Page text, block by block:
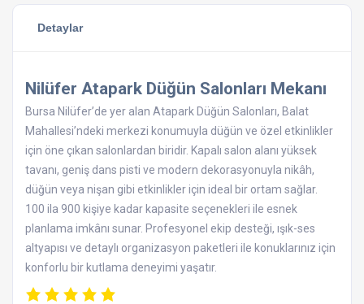
Detaylar
Nilüfer Atapark Düğün Salonları Mekanı
Bursa Nilüfer’de yer alan Atapark Düğün Salonları, Balat
Mahallesi’ndeki merkezi konumuyla düğün ve özel etkinlikler
için öne çıkan salonlardan biridir. Kapalı salon alanı yüksek
tavanı, geniş dans pisti ve modern dekorasyonuyla nikâh,
düğün veya nişan gibi etkinlikler için ideal bir ortam sağlar.
100 ila 900 kişiye kadar kapasite seçenekleri ile esnek
planlama imkânı sunar. Profesyonel ekip desteği, ışık-ses
altyapısı ve detaylı organizasyon paketleri ile konuklarınız için
konforlu bir kutlama deneyimi yaşatır.